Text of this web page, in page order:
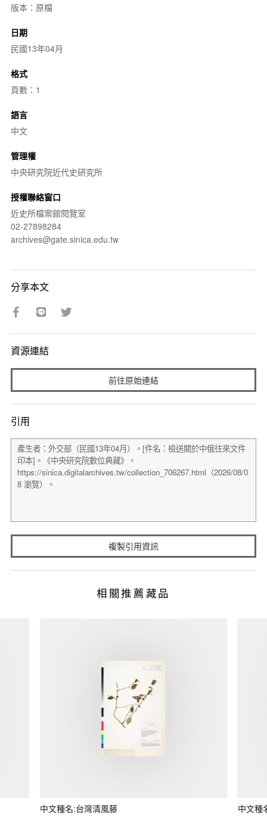
版本：原檔
日期
民國13年04月
格式
頁數：1
語言
中文
管理權
中央研究院近代史研究所
授權聯絡窗口
近史所檔案館閱覽室
02-27898284
archives@gate.sinica.edu.tw
分享本文
資源連結
前往原始連結
引用
複製引用資訊
相關推薦藏品
中文種名:台灣清風藤 中文種